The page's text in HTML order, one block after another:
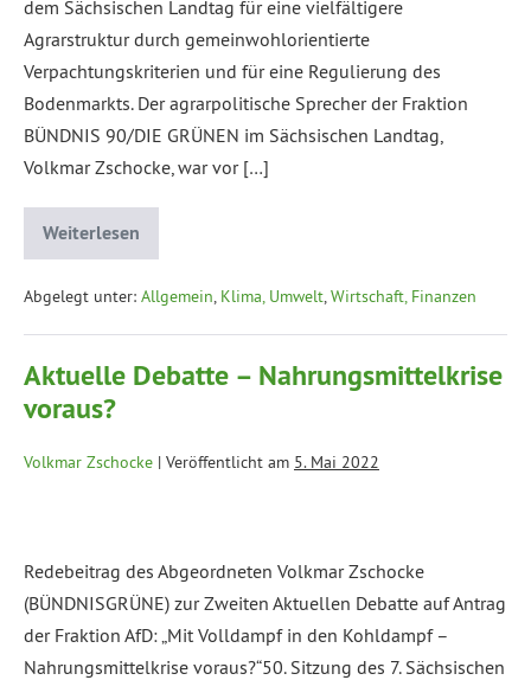
dem Sächsischen Landtag für eine vielfältigere
Agrarstruktur durch gemeinwohlorientierte
Verpachtungskriterien und für eine Regulierung des
Bodenmarkts. Der agrarpolitische Sprecher der Fraktion
BÜNDNIS 90/DIE GRÜNEN im Sächsischen Landtag,
Volkmar Zschocke, war vor […]
Weiterlesen
Abgelegt unter: Allgemein, Klima, Umwelt,Wirtschaft, Finanzen
Aktuelle Debatte – Nahrungsmittelkrise
voraus?
Volkmar Zschocke | Veröffentlicht am 5. Mai 2022
Redebeitrag des Abgeordneten Volkmar Zschocke
(BÜNDNISGRÜNE) zur Zweiten Aktuellen Debatte auf Antrag
der Fraktion AfD: „Mit Volldampf in den Kohldampf –
Nahrungsmittelkrise voraus?“50. Sitzung des 7. Sächsischen